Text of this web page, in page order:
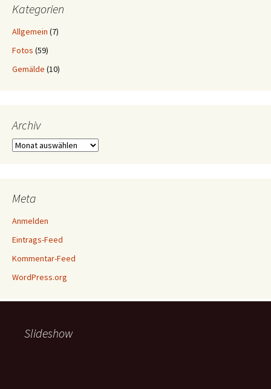
Kategorien
Allgemein (7)
Fotos (59)
Gemälde (10)
Archiv
Archiv
Meta
Anmelden
Eintrags-Feed
Kommentar-Feed
WordPress.org
Slideshow